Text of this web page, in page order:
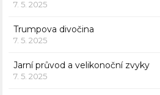
7. 5. 2025
Trumpova divočina
7. 5. 2025
Jarní průvod a velikonoční zvyky
7. 5. 2025